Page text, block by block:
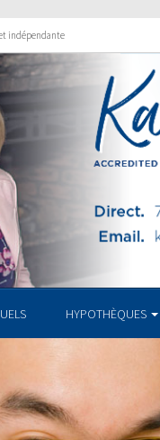
indépendante
HYPOTHÈQUES